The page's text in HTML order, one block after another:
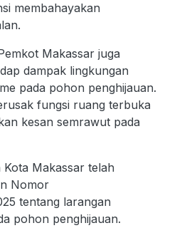
membahayakan
Makassar juga
dampak lingkungan
pada pohon penghijauan.
fungsi ruang terbuka
kesan semrawut pada
Makassar telah
Nomor
tentang larangan
pohon penghijauan.